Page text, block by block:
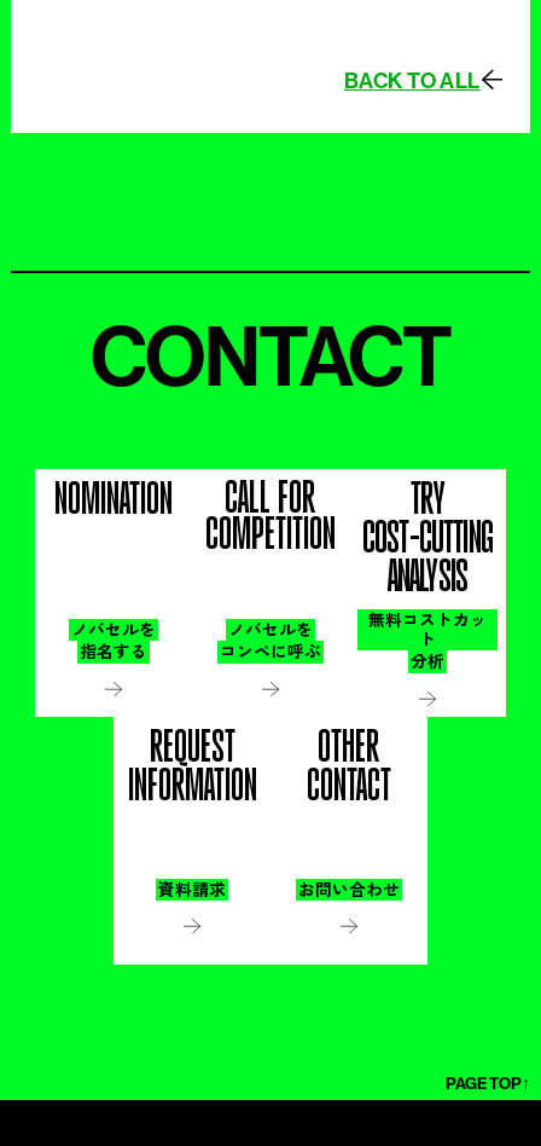
BACK TO ALL
CONTACT
NOMINATION
ノバセルを
指名する
CALL FOR
COMPETITION
ノバセルを
コンペに呼ぶ
TRY
COST-CUTTING
ANALYSIS
無料コストカッ
ト
分析
REQUEST
INFORMATION
資料請求
OTHER
CONTACT
お問い合わせ
PAGE TOP↑